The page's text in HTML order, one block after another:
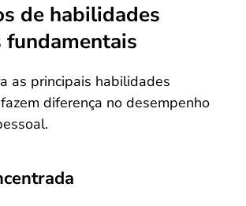
de habilidades
as principais habilidades
diferença no desempenho